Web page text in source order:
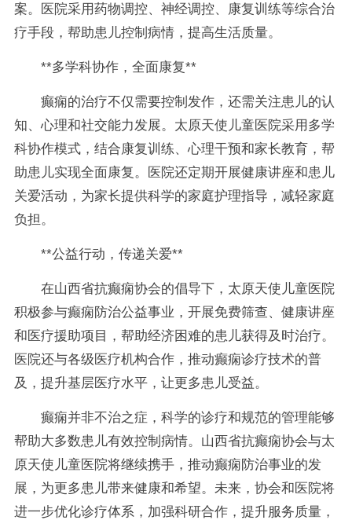
案。医院采用药物调控、神经调控、康复训练等综合治
疗手段，帮助患儿控制病情，提高生活质量。
**多学科协作，全面康复**
癫痫的治疗不仅需要控制发作，还需关注患儿的认
知、心理和社交能力发展。太原天使儿童医院采用多学
科协作模式，结合康复训练、心理干预和家长教育，帮
助患儿实现全面康复。医院还定期开展健康讲座和患儿
关爱活动，为家长提供科学的家庭护理指导，减轻家庭
负担。
**公益行动，传递关爱**
在山西省抗癫痫协会的倡导下，太原天使儿童医院
积极参与癫痫防治公益事业，开展免费筛查、健康讲座
和医疗援助项目，帮助经济困难的患儿获得及时治疗。
医院还与各级医疗机构合作，推动癫痫诊疗技术的普
及，提升基层医疗水平，让更多患儿受益。
癫痫并非不治之症，科学的诊疗和规范的管理能够
帮助大多数患儿有效控制病情。山西省抗癫痫协会与太
原天使儿童医院将继续携手，推动癫痫防治事业的发
展，为更多患儿带来健康和希望。未来，协会和医院将
进一步优化诊疗体系，加强科研合作，提升服务质量，